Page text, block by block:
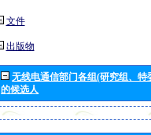
文件
出版物
无线电通信部门各组(研究组、
的候选人